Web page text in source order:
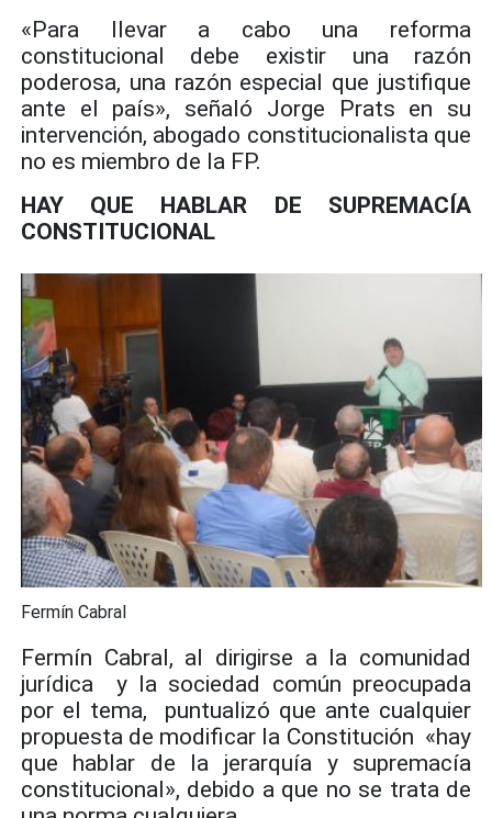
«Para llevar a cabo una reforma
constitucional debe existir una razón
poderosa, una razón especial que justifique
ante el país», señaló Jorge Prats en su
intervención, abogado constitucionalista que
no es miembro de la FP.
HAY QUE HABLAR DE SUPREMACÍA
CONSTITUCIONAL
Fermín Cabral
Fermín Cabral, al dirigirse a la comunidad
jurídica y la sociedad común preocupada
por el tema, puntualizó que ante cualquier
propuesta de modificar la Constitución «hay
que hablar de la jerarquía y supremacía
constitucional», debido a que no se trata de